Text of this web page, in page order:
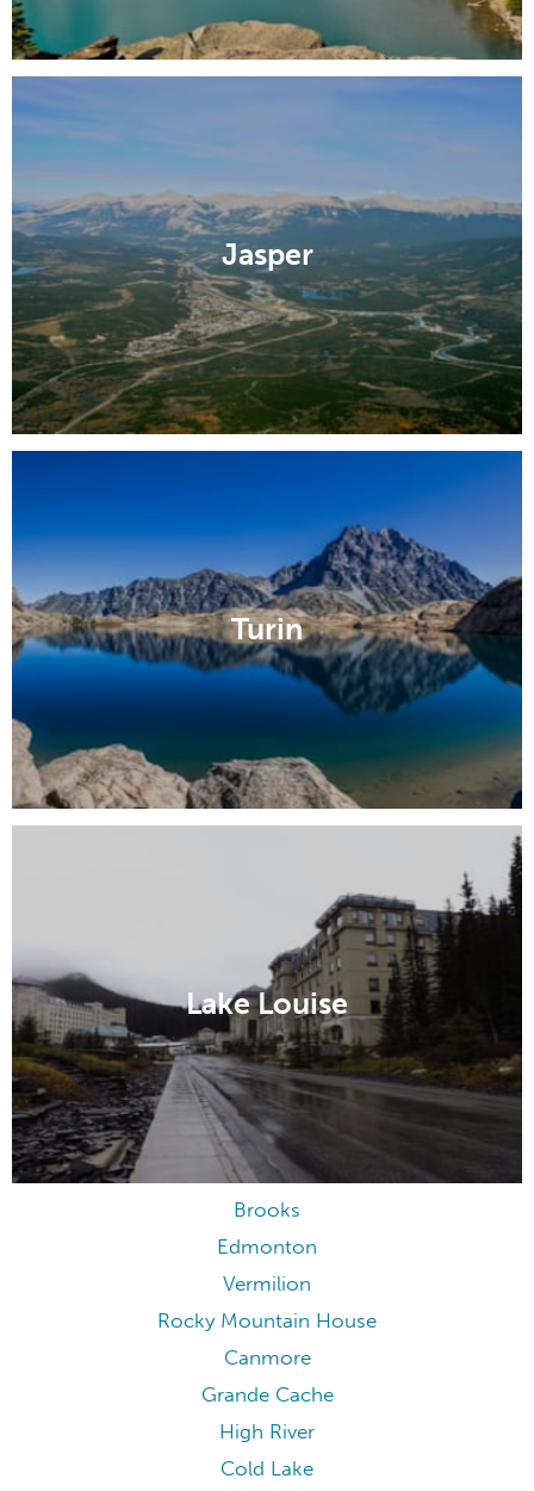
Jasper
Turin
Lake Louise
Brooks
Edmonton
Vermilion
Rocky Mountain House
Canmore
Grande Cache
High River
Cold Lake